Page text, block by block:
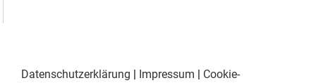
Datenschutzerklärung | Impressum | Cookie-